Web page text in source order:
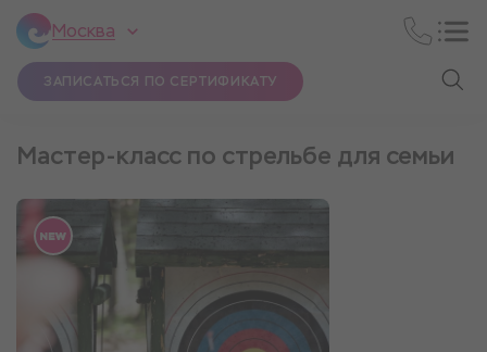
Москва
ЗАПИСАТЬСЯ ПО СЕРТИФИКАТУ
Мастер-класс по стрельбе для семьи